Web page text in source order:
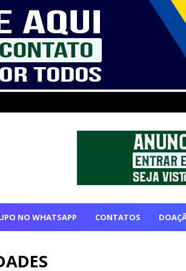
NO WHATSAPP CONTATOS